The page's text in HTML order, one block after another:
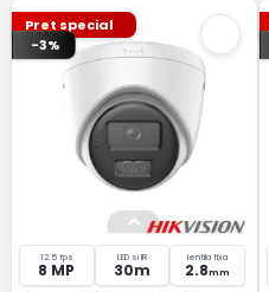
Pret special
-3%
12.5 fps
8 MP
LED si IR
30m
lentila fixa
2.8mm